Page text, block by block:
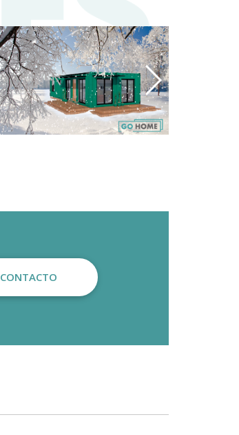
CONTACTO